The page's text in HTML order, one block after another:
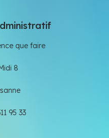
que faire
8
95 33